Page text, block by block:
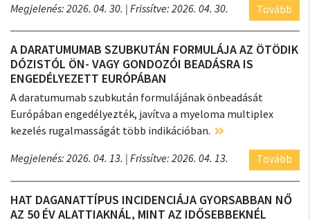
Megjelenés: 2026. 04. 30. | Frissítve: 2026. 04. 30. Tovább
A DARATUMUMAB SZUBKUTÁN FORMULÁJA AZ ÖTÖDIK
DÓZISTÓL ÖN- VAGY GONDOZÓI BEADÁSRA IS
ENGEDÉLYEZETT EURÓPÁBAN
A daratumumab szubkután formulájának önbeadását
Európában engedélyezték, javítva a myeloma multiplex
kezelés rugalmasságát több indikációban.
Megjelenés: 2026. 04. 13. | Frissítve: 2026. 04. 13. Tovább
HAT DAGANATTÍPUS INCIDENCIÁJA GYORSABBAN NŐ
AZ 50 ÉV ALATTIAKNÁL, MINT AZ IDŐSEBBEKNÉL